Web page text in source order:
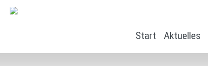
Start Aktuelles